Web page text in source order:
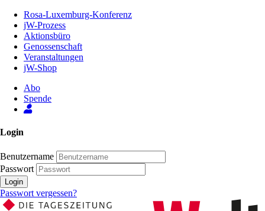
Inhalt
Seite
Rosa-Luxemburg-Konferenz
jW-Prozess
Aktionsbüro
Genossenschaft
Veranstaltungen
jW-Shop
Abo
Spende
Login
Benutzername
Passwort
Login
Passwort vergessen?